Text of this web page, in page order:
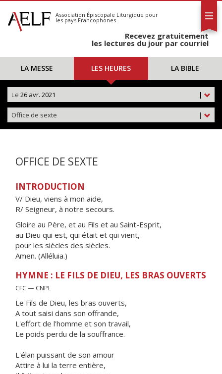
S'abonner
Calendrier
Association Épiscopale Liturgique pour
les pays Francophones
Recevez gratuitement
les lectures du jour par courriel
LA MESSE LES HEURES LA BIBLE
|
Le 26 avr. 2021
|
Office de sexte
OFFICE DE SEXTE
INTRODUCTION
V/ Dieu, viens à mon aide,
R/ Seigneur, à notre secours.
Gloire au Père, et au Fils et au Saint-Esprit,
au Dieu qui est, qui était et qui vient,
pour les siècles des siècles.
Amen. (Alléluia.)
HYMNE : LE FILS DE DIEU, LES BRAS OUVERTS
CFC — CNPL
Le Fils de Dieu, les bras ouverts,
A tout saisi dans son offrande,
L'effort de l'homme et son travail,
Le poids perdu de la souffrance.
L'élan puissant de son amour
Attire à lui la terre entière,